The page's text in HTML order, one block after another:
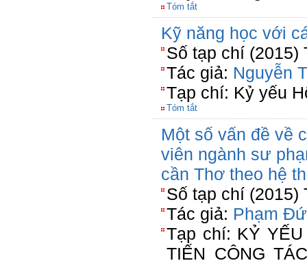
Tóm tắt
Kỹ năng học với
Số tạp chí (2015)
Tác giả: Nguyễn
Tạp chí: Kỷ yếu
Tóm tắt
Một số vấn đề về
viên ngành sư
cần Thơ theo hệ
Số tạp chí (2015)
Tác giả: Phạm
Tạp chí: KỶ
TIẾN CÔNG